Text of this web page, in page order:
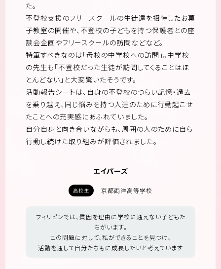
た。
不登校支援のフリースクールの生徒達を招待したお菓
子教室の開催や、不登校の子どもを持つ保護者との座
談会企画やフリースクールの訪問などなど。
特筆すべきなのは「母校の中学校への訪問」。中学校
の先生も「不登校だった生徒が訪問してくることはほ
とんどない」と大変驚いたそうです。
活動報告シートは、自身の不登校のつらい記憶・過去
を乗り越え、同じ悩みを持つ人達のために行動起こせ
たことへの充実感にあふれていました。
自分自身と向き合いながらも、周囲の人のために自ら
行動し続けた取り組みが評価されました。
エイパーズ
高校生 京都両洋高等学校
フィリピンでは、質因を理由に学校に通えない子どもた
ちがいます。
この問題に対して、私ができることを見つけ、
活動を通して自分たちもに成長したいと考えています